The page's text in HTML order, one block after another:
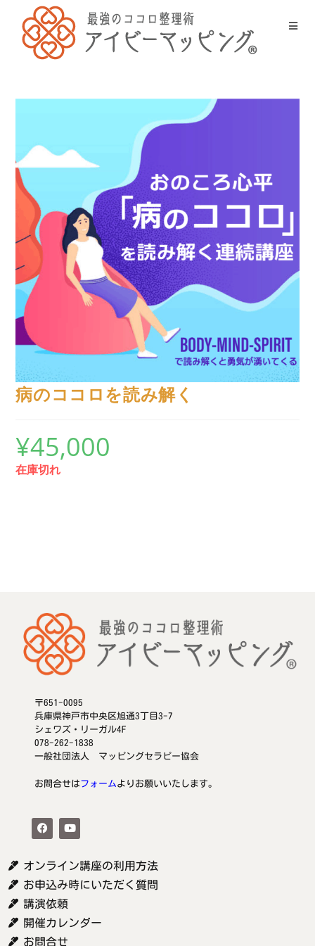
病のココロを読み解く
¥45,000
在庫切れ
〒651-0095
兵庫県神戸市中央区旭通3丁目3-7
シェワズ・リーガル4F
078-262-1838
一般社団法人 マッピングセラピー協会
お問合せはフォームよりお願いいたします。
オンライン講座の利用方法
お申込み時にいただく質問
講演依頼
開催カレンダー
お問合せ